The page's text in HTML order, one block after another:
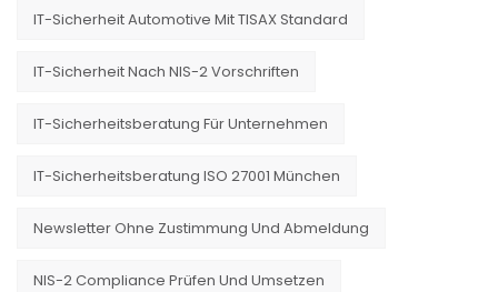
IT-Sicherheit Automotive Mit TISAX Standard
IT-Sicherheit Nach NIS-2 Vorschriften
IT-Sicherheitsberatung Für Unternehmen
IT-Sicherheitsberatung ISO 27001 München
Newsletter Ohne Zustimmung Und Abmeldung
NIS-2 Compliance Prüfen Und Umsetzen